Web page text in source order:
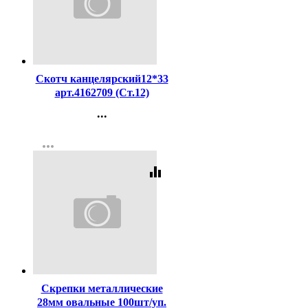
Скотч канцелярский12*33
арт.4162709 (Ст.12)
...
Регистрация
more_horiz
equalizer
Скрепки металлические
28мм овальные 100шт/уп.